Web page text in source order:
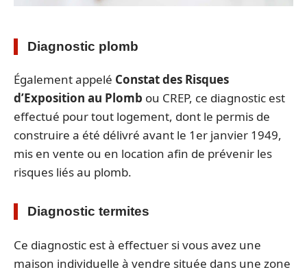
Diagnostic plomb
Également appelé Constat des Risques
d’Exposition au Plomb ou CREP, ce diagnostic est
effectué pour tout logement, dont le permis de
construire a été délivré avant le 1er janvier 1949,
mis en vente ou en location afin de prévenir les
risques liés au plomb.
Diagnostic termites
Ce diagnostic est à effectuer si vous avez une
maison individuelle à vendre située dans une zone